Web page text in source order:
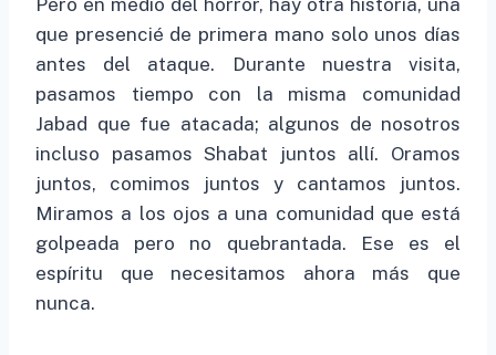
que presencié de primera mano solo unos días
antes del ataque. Durante nuestra visita,
pasamos tiempo con la misma comunidad
Jabad que fue atacada; algunos de nosotros
incluso pasamos Shabat juntos allí. Oramos
juntos, comimos juntos y cantamos juntos.
Miramos a los ojos a una comunidad que está
golpeada pero no quebrantada. Ese es el
espíritu que necesitamos ahora más que
nunca.